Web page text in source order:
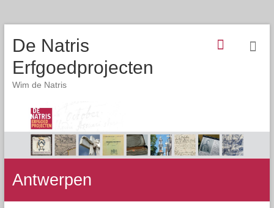
De Natris
Erfgoedprojecten
Wim de Natris
Antwerpen